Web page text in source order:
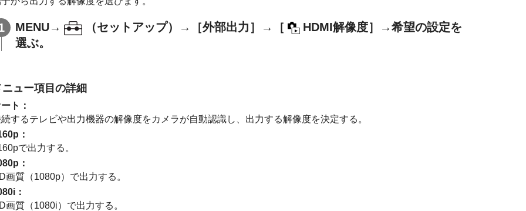
MENU→ （セットアップ）→ ［外部出力］ → ［ HDMI解像度］
→希望の設定を
選ぶ。
ニュー項目の詳細
ト ：
するテレビや出力機器の解像度をカメラが自動認識し、出力する解像度を決定する。
：
で出力する。
：
画質（1080p）で出力する。
：
画質（1080i）で出力する。